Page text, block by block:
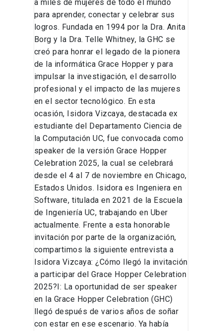
a miles de mujeres de todo el mundo
para aprender, conectar y celebrar sus
logros. Fundada en 1994 por la Dra. Anita
Borg y la Dra. Telle Whitney, la GHC se
creó para honrar el legado de la pionera
de la informática Grace Hopper y para
impulsar la investigación, el desarrollo
profesional y el impacto de las mujeres
en el sector tecnológico. En esta
ocasión, Isidora Vizcaya, destacada ex
estudiante del Departamento Ciencia de
la Computación UC, fue convocada como
speaker de la versión Grace Hopper
Celebration 2025, la cual se celebrará
desde el 4 al 7 de noviembre en Chicago,
Estados Unidos. Isidora es Ingeniera en
Software, titulada en 2021 de la Escuela
de Ingeniería UC, trabajando en Uber
actualmente. Frente a esta honorable
invitación por parte de la organización,
compartimos la siguiente entrevista a
Isidora Vizcaya: ¿Cómo llegó la invitación
a participar del Grace Hopper Celebration
2025?I: La oportunidad de ser speaker
en la Grace Hopper Celebration (GHC)
llegó después de varios años de soñar
con estar en ese escenario. Ya había